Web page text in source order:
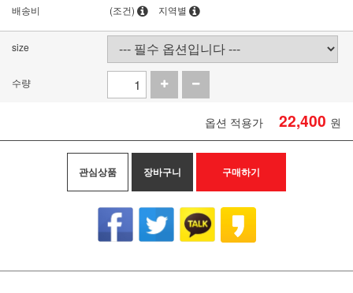
배송비
(조건) 지역별
size
수량
옵션 적용가 22,400 원
관심상품 장바구니 구매하기